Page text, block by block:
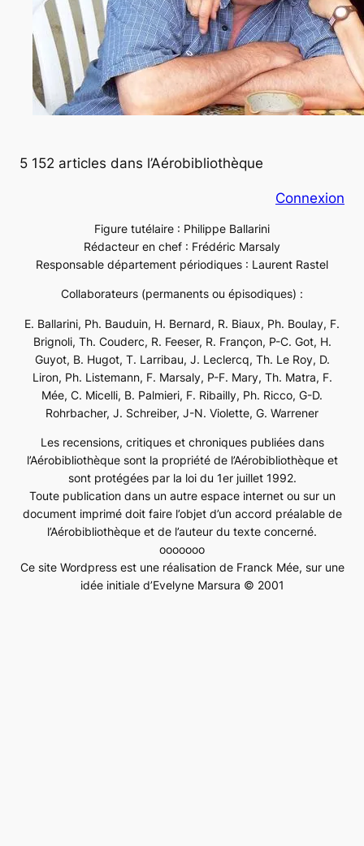
5 152 articles dans l’Aérobibliothèque
Connexion
Figure tutélaire : Philippe Ballarini
Rédacteur en chef : Frédéric Marsaly
Responsable département périodiques : Laurent Rastel
Collaborateurs (permanents ou épisodiques) :
E. Ballarini, Ph. Bauduin, H. Bernard, R. Biaux, Ph. Boulay, F.
Brignoli, Th. Couderc, R. Feeser, R. Françon, P-C. Got, H.
Guyot, B. Hugot, T. Larribau, J. Leclercq, Th. Le Roy, D.
Liron, Ph. Listemann, F. Marsaly, P-F. Mary, Th. Matra, F.
Mée, C. Micelli, B. Palmieri, F. Ribailly, Ph. Ricco, G-D.
Rohrbacher, J. Schreiber, J-N. Violette, G. Warrener
Les recensions, critiques et chroniques publiées dans
l’Aérobibliothèque sont la propriété de l’Aérobibliothèque et
sont protégées par la loi du 1er juillet 1992.
Toute publication dans un autre espace internet ou sur un
document imprimé doit faire l’objet d’un accord préalable de
l’Aérobibliothèque et de l’auteur du texte concerné.
ooooooo
Ce site Wordpress est une réalisation de Franck Mée, sur une
idée initiale d’Evelyne Marsura © 2001